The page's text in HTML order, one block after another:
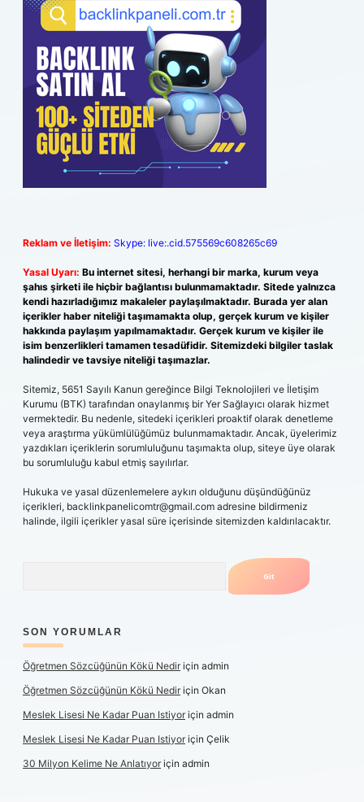
Reklam ve İletişim: Skype: live:.cid.575569c608265c69
Yasal Uyarı: Bu internet sitesi, herhangi bir marka, kurum veya
şahıs şirketi ile hiçbir bağlantısı bulunmamaktadır. Sitede yalnızca
kendi hazırladığımız makaleler paylaşılmaktadır. Burada yer alan
içerikler haber niteliği taşımamakta olup, gerçek kurum ve kişiler
hakkında paylaşım yapılmamaktadır. Gerçek kurum ve kişiler ile
isim benzerlikleri tamamen tesadüfidir. Sitemizdeki bilgiler taslak
halindedir ve tavsiye niteliği taşımazlar.
Sitemiz, 5651 Sayılı Kanun gereğince Bilgi Teknolojileri ve İletişim
Kurumu (BTK) tarafından onaylanmış bir Yer Sağlayıcı olarak hizmet
vermektedir. Bu nedenle, sitedeki içerikleri proaktif olarak denetleme
veya araştırma yükümlülüğümüz bulunmamaktadır. Ancak, üyelerimiz
yazdıkları içeriklerin sorumluluğunu taşımakta olup, siteye üye olarak
bu sorumluluğu kabul etmiş sayılırlar.
Hukuka ve yasal düzenlemelere aykırı olduğunu düşündüğünüz
içerikleri, backlinkpanelicomtr@gmail.com adresine bildirmeniz
halinde, ilgili içerikler yasal süre içerisinde sitemizden kaldırılacaktır.
SON YORUMLAR
Öğretmen Sözcüğünün Kökü Nediriçin admin
Öğretmen Sözcüğünün Kökü Nediriçin Okan
Meslek Lisesi Ne Kadar Puan Istiyoriçin admin
Meslek Lisesi Ne Kadar Puan Istiyoriçin Çelik
30 Milyon Kelime Ne Anlatıyoriçin admin